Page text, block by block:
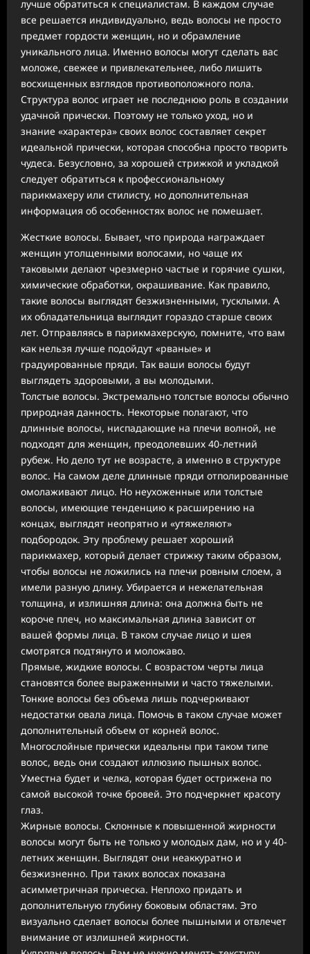
лучше обратиться к специалистам. В каждом случае
все решается индивидуально, ведь волосы не просто
предмет гордости женщин, но и обрамление
уникального лица. Именно волосы могут сделать вас
моложе, свежее и привлекательнее, либо лишить
восхищенных взглядов противоположного пола.
Структура волос играет не последнюю роль в создании
удачной прически. Поэтому не только уход, но и
знание «характера» своих волос составляет секрет
идеальной прически, которая способна просто творить
чудеса. Безусловно, за хорошей стрижкой и укладкой
следует обратиться к профессиональному
парикмахеру или стилисту, но дополнительная
информация об особенностях волос не помешает.
Жесткие волосы. Бывает, что природа награждает
женщин утолщенными волосами, но чаще их
таковыми делают чрезмерно частые и горячие сушки,
химические обработки, окрашивание. Как правило,
такие волосы выглядят безжизненными, тусклыми. А
их обладательница выглядит гораздо старше своих
лет. Отправляясь в парикмахерскую, помните, что вам
как нельзя лучше подойдут «рваные» и
градуированные пряди. Так ваши волосы будут
выглядеть здоровыми, а вы молодыми.
Толстые волосы. Экстремально толстые волосы обычно
природная данность. Некоторые полагают, что
длинные волосы, ниспадающие на плечи волной, не
подходят для женщин, преодолевших 40-летний
рубеж. Но дело тут не возрасте, а именно в структуре
волос. На самом деле длинные пряди отполированные
омолаживают лицо. Но неухоженные или толстые
волосы, имеющие тенденцию к расширению на
концах, выглядят неопрятно и «утяжеляют»
подбородок. Эту проблему решает хороший
парикмахер, который делает стрижку таким образом,
чтобы волосы не ложились на плечи ровным слоем, а
имели разную длину. Убирается и нежелательная
толщина, и излишняя длина: она должна быть не
короче плеч, но максимальная длина зависит от
вашей формы лица. В таком случае лицо и шея
смотрятся подтянуто и моложаво.
Прямые, жидкие волосы. С возрастом черты лица
становятся более выраженными и часто тяжелыми.
Тонкие волосы без объема лишь подчеркивают
недостатки овала лица. Помочь в таком случае может
дополнительный объем от корней волос.
Многослойные прически идеальны при таком типе
волос, ведь они создают иллюзию пышных волос.
Уместна будет и челка, которая будет острижена по
самой высокой точке бровей. Это подчеркнет красоту
глаз.
Жирные волосы. Склонные к повышенной жирности
волосы могут быть не только у молодых дам, но и у 40-
летних женщин. Выглядят они неаккуратно и
безжизненно. При таких волосах показана
асимметричная прическа. Неплохо придать и
дополнительную глубину боковым областям. Это
визуально сделает волосы более пышными и отвлечет
внимание от излишней жирности.